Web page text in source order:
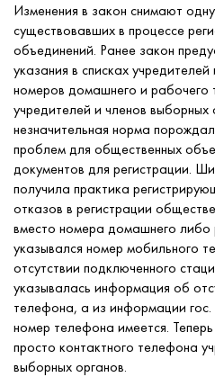
Изменения в закон снимают
существовавших в процессе
объединений. Ранее закон
указания в списках
номеров домашнего и рабочего
учредителей и членов выборных
незначительная норма
проблем для общественных
документов для регистрации.
получила практика
отказов в регистрации
вместо номера домашнего
указывался номер мобильного
отсутствии подключенного
указывалась информация об
телефона, а из информации
номер телефона имеется.
просто контактного телефона
выборных органов.